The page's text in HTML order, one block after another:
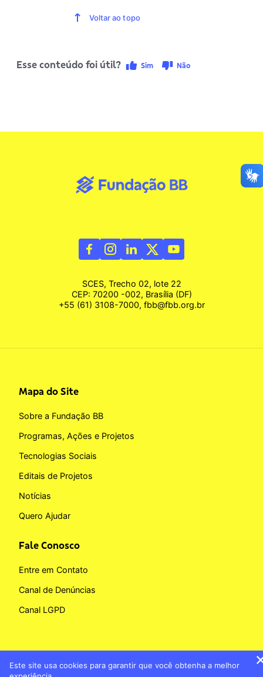
Voltar ao topo
Esse conteúdo foi útil? Sim Não
SCES, Trecho 02, lote 22
CEP: 70200 -002, Brasília (DF)
+55 (61) 3108-7000, fbb@fbb.org.br
Mapa do Site
Sobre a Fundação BB
Programas, Ações e Projetos
Tecnologias Sociais
Editais de Projetos
Notícias
Quero Ajudar
Fale Conosco
Entre em Contato
Canal de Denúncias
Canal LGPD
Este site usa cookies para garantir que você obtenha a melhor